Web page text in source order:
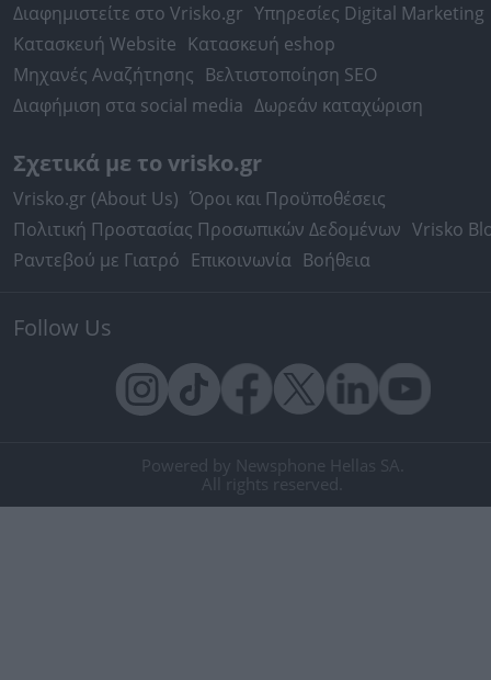
Διαφημιστείτε στο Vrisko.gr Υπηρεσίες Digital Marketing
Κατασκευή Website Κατασκευή eshop
Μηχανές Αναζήτησης Βελτιστοποίηση SEO
Διαφήμιση στα social media Δωρεάν καταχώριση
Σχετικά με το vrisko.gr
Vrisko.gr (About Us) Όροι και Προϋποθέσεις
Πολιτική Προστασίας Προσωπικών Δεδομένων Vrisko
Ραντεβού με Γιατρό Επικοινωνία Βοήθεια
Follow Us
Powered by Newsphone Hellas SA.
All rights reserved.